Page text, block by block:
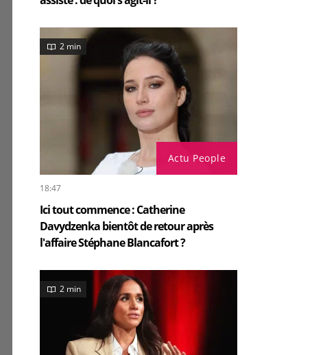
Actu People
2 min
18:47
Ici tout commence : Catherine
Davydzenka bientôt de retour après
l'affaire Stéphane Blancafort ?
2 min